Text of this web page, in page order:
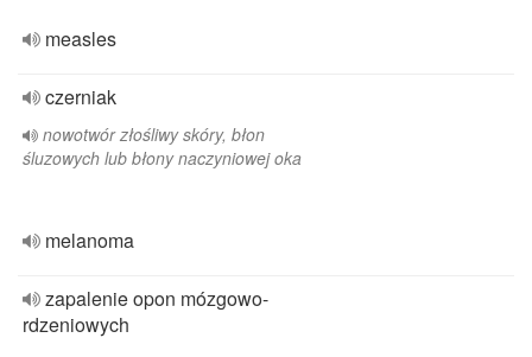
measles
czerniak
nowotwór złośliwy skóry, błon
śluzowych lub błony naczyniowej oka
melanoma
zapalenie opon mózgowo-
rdzeniowych